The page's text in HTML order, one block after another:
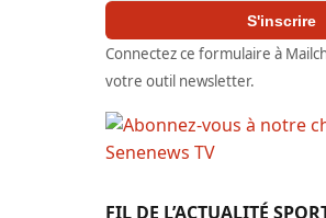
S'inscrire
Connectez ce formulaire à
votre outil newsletter.
FIL DE L’ACTUALITÉ